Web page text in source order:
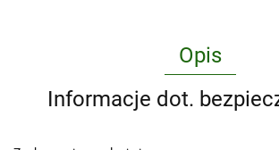
Opis
Informacje dot.